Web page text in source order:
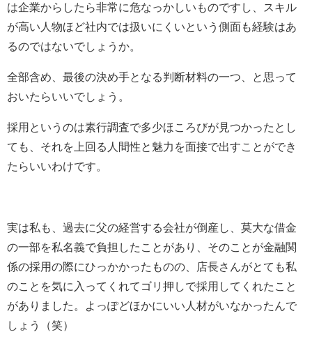
は企業からしたら非常に危なっかしいものですし、スキル
が高い人物ほど社内では扱いにくいという側面も経験はあ
るのではないでしょうか。
全部含め、最後の決め手となる判断材料の一つ、と思って
おいたらいいでしょう。
採用というのは素行調査で多少ほころびが見つかったとし
ても、それを上回る人間性と魅力を面接で出すことができ
たらいいわけです。
実は私も、過去に父の経営する会社が倒産し、莫大な借金
の一部を私名義で負担したことがあり、そのことが金融関
係の採用の際にひっかかったものの、店長さんがとても私
のことを気に入ってくれてゴリ押しで採用してくれたこと
がありました。よっぽどほかにいい人材がいなかったんで
しょう（笑）